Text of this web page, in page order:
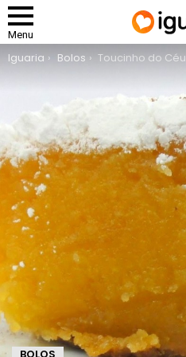
Menu
You are here:
Iguaria Bolos Toucinho do Céu